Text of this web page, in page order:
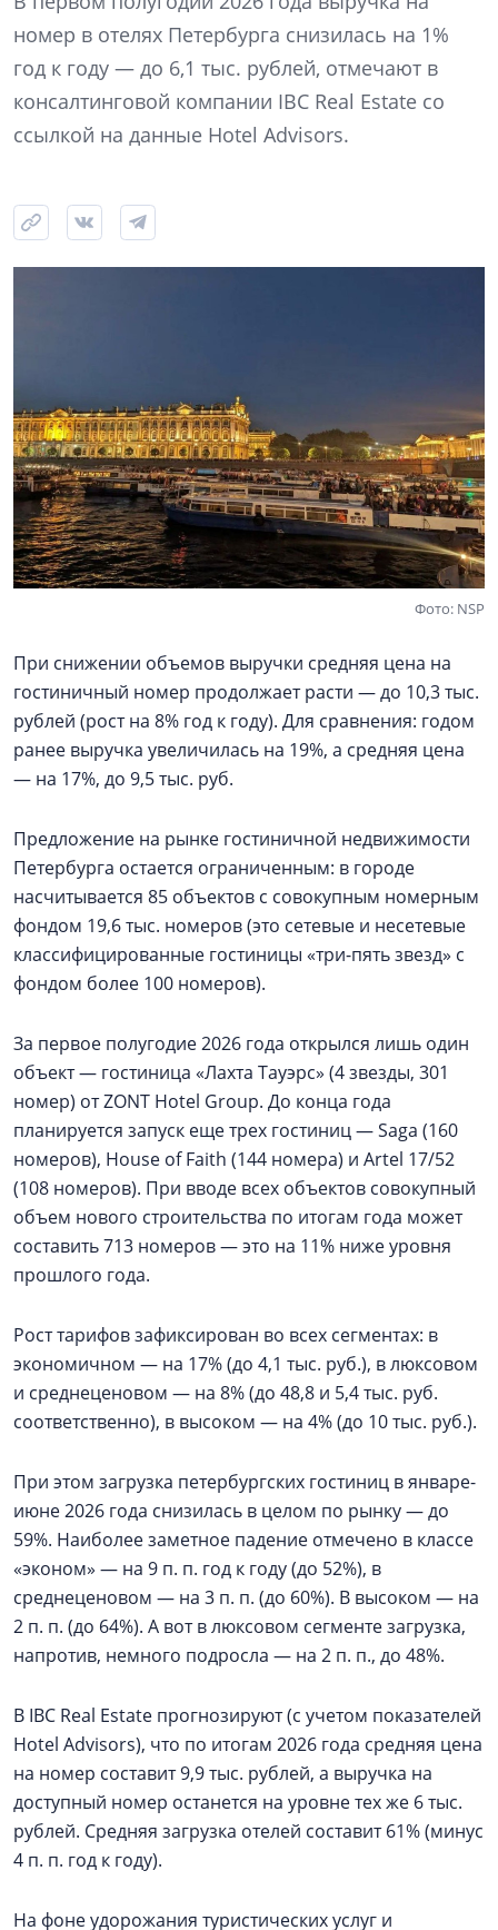
номер в отелях Петербурга снизилась на 1%
год к году — до 6,1 тыс. рублей, отмечают в
консалтинговой компании IBC Real Estate со
ссылкой на данные Hotel Advisors.
Фото: NSP
При снижении объемов выручки средняя цена на
гостиничный номер продолжает расти — до 10,3 тыс.
рублей (рост на 8% год к году). Для сравнения: годом
ранее выручка увеличилась на 19%, а средняя цена
— на 17%, до 9,5 тыс. руб.
Предложение на рынке гостиничной недвижимости
Петербурга остается ограниченным: в городе
насчитывается 85 объектов с совокупным номерным
фондом 19,6 тыс. номеров (это сетевые и несетевые
классифицированные гостиницы «три-пять звезд» с
фондом более 100 номеров).
За первое полугодие 2026 года открылся лишь один
объект — гостиница «Лахта Тауэрс» (4 звезды, 301
номер) от ZONT Hotel Group. До конца года
планируется запуск еще трех гостиниц — Saga (160
номеров), House of Faith (144 номера) и Artel 17/52
(108 номеров). При вводе всех объектов совокупный
объем нового строительства по итогам года может
составить 713 номеров — это на 11% ниже уровня
прошлого года.
Рост тарифов зафиксирован во всех сегментах: в
экономичном — на 17% (до 4,1 тыс. руб.), в люксовом
и среднеценовом — на 8% (до 48,8 и 5,4 тыс. руб.
соответственно), в высоком — на 4% (до 10 тыс. руб.).
При этом загрузка петербургских гостиниц в январе-
июне 2026 года снизилась в целом по рынку — до
59%. Наиболее заметное падение отмечено в классе
«эконом» — на 9 п. п. год к году (до 52%), в
среднеценовом — на 3 п. п. (до 60%). В высоком — на
2 п. п. (до 64%). А вот в люксовом сегменте загрузка,
напротив, немного подросла — на 2 п. п., до 48%.
В IBC Real Estate прогнозируют (с учетом показателей
Hotel Advisors), что по итогам 2026 года средняя цена
на номер составит 9,9 тыс. рублей, а выручка на
доступный номер останется на уровне тех же 6 тыс.
рублей. Средняя загрузка отелей составит 61% (минус
4 п. п. год к году).
На фоне удорожания туристических услуг и